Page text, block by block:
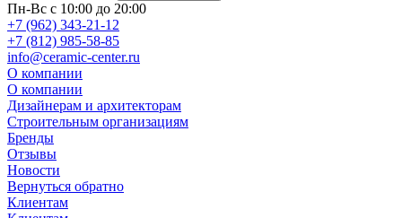
Пн-Вс с 10:00 до 20:00
+7 (962) 343-21-12
+7 (812) 985-58-85
info@ceramic-center.ru
О компании
О компании
Дизайнерам и архитекторам
Строительным организациям
Бренды
Отзывы
Новости
Вернуться обратно
Клиентам